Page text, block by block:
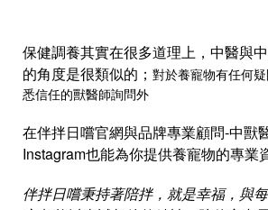
保健調養其實在很多道理上，中醫與
的角度是很類似的； 對於養寵物有任何
悉信任的獸醫師詢問外
在伴拌日嚐官網與品牌專業顧問-中獸
Instagram也能為你提供養寵物的專業
伴拌日嚐秉持著陪拌，就是幸福，與